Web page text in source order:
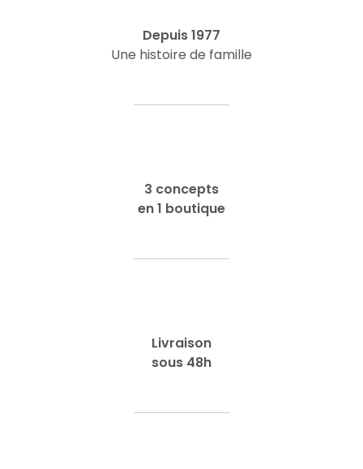
Depuis 1977
Une histoire de famille
3 concepts
en 1 boutique
Livraison
sous 48h